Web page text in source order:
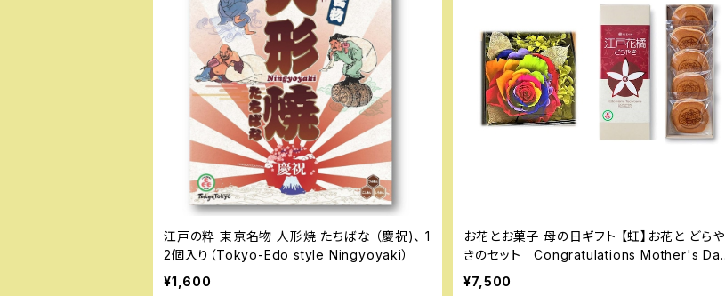
江戸の粋 東京名物 人形焼 たちばな （慶祝)、 1
2個入り（Tokyo-Edo style Ningyoyaki）
¥1,600
お花とお菓子 母の日ギフト 【虹】お花と どらや
きのセット Congratulations Mother's Da
y‼
¥7,500